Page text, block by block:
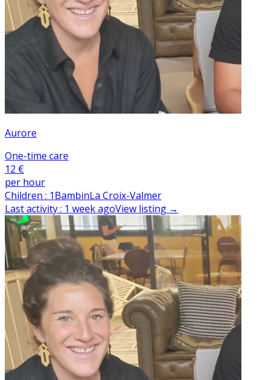
Aurore
One-time care
12 €
per hour
Children : 1BambinLa Croix-Valmer
Last activity: 1 week agoView listing →